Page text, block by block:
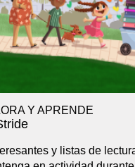
Y APRENDE
y listas de